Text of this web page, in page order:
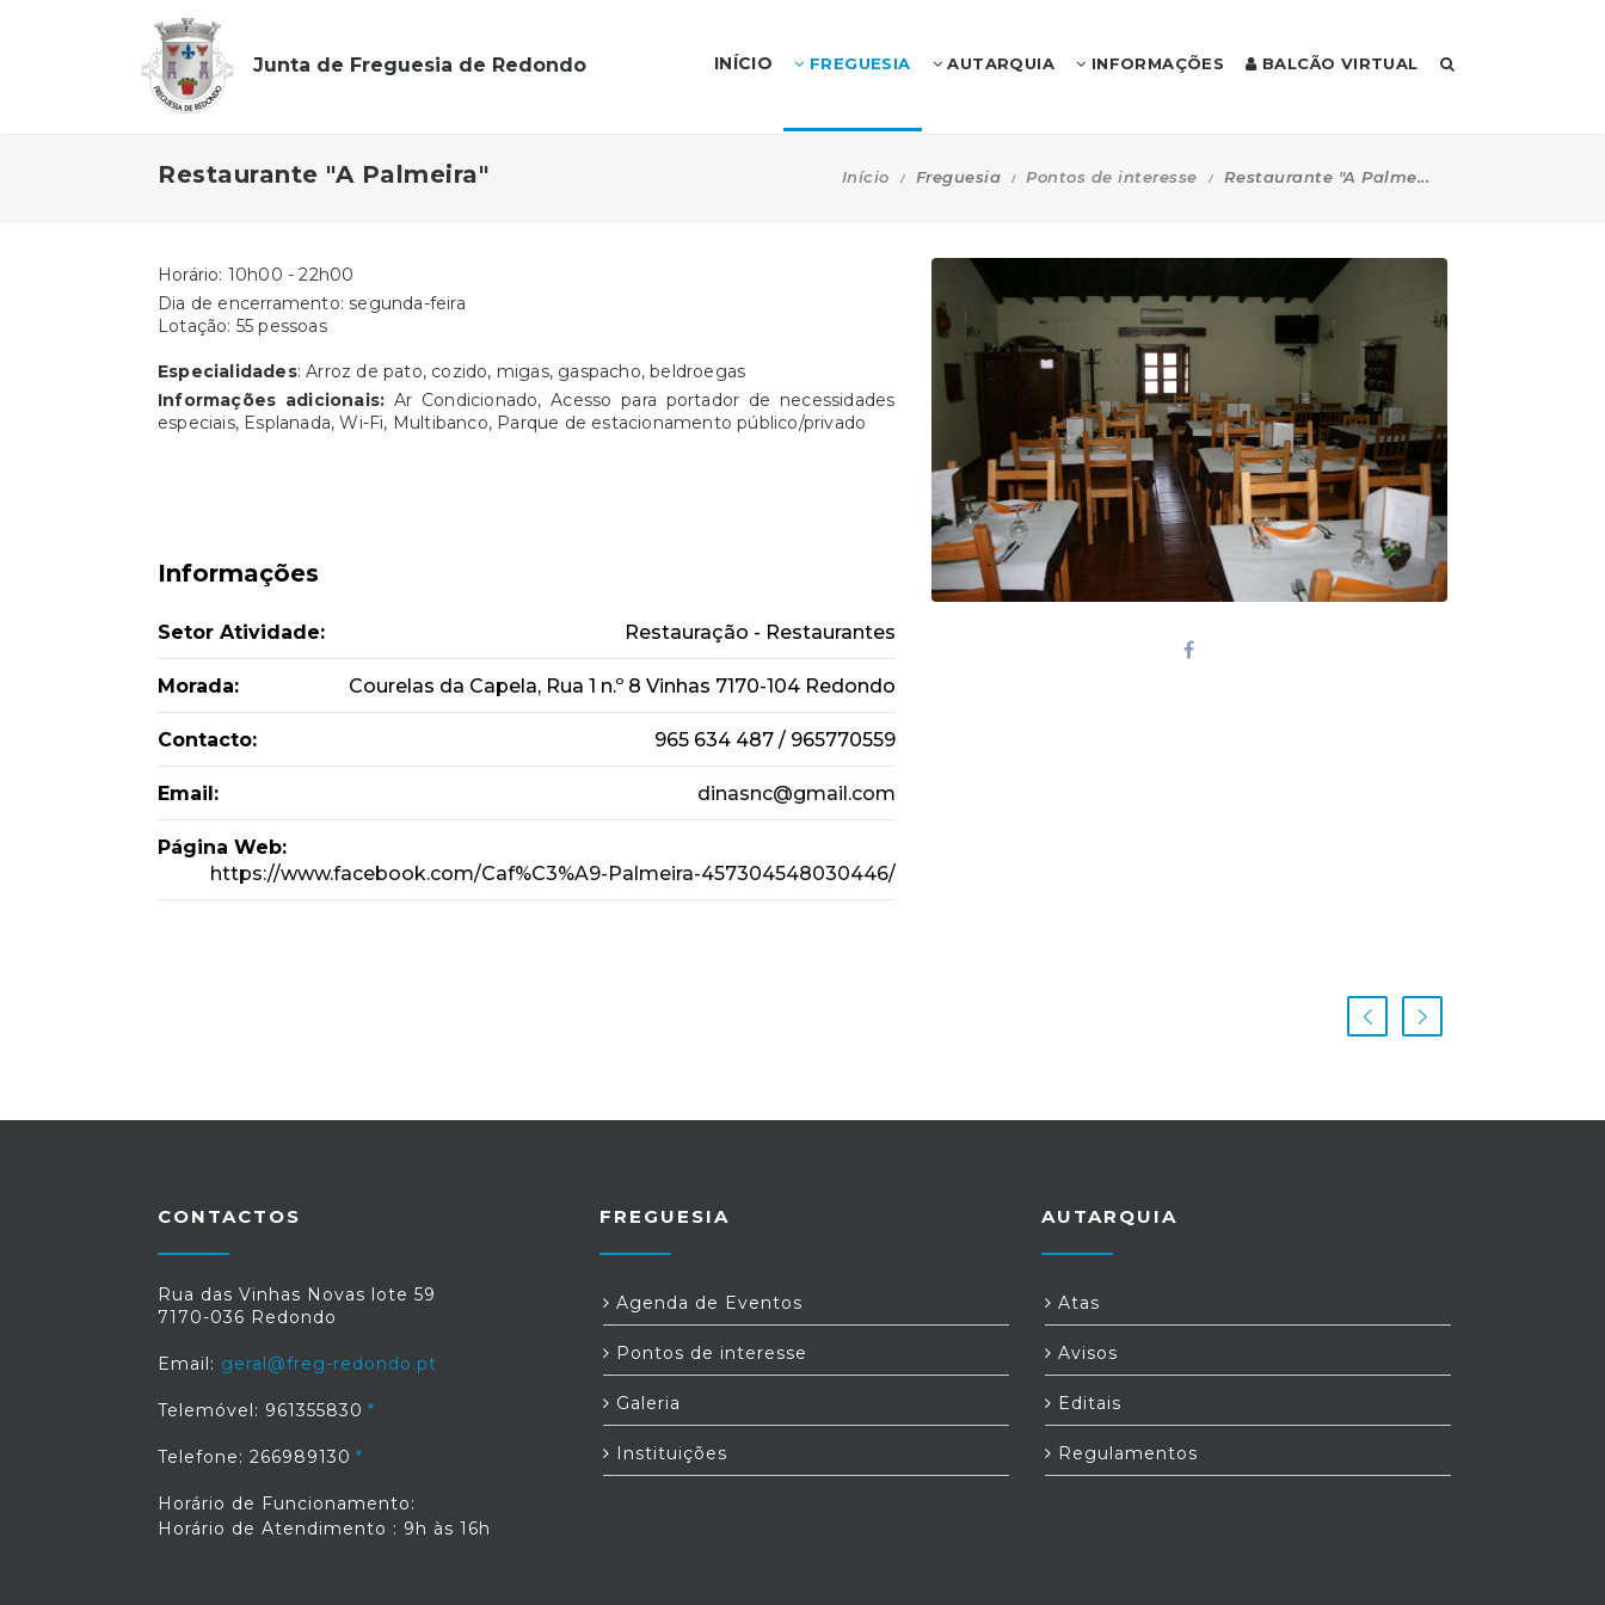
Junta de Freguesia de Redondo INÍCIO FREGUESIA AUTARQUIA INFORMAÇÕES BALCÃO VIRTUAL
Restaurante "A Palmeira" Início Freguesia Pontos de interesse Restaurante "A Palme...
Horário: 10h00 - 22h00
Dia de encerramento: segunda-feira
Lotação: 55 pessoas
Especialidades: Arroz de pato, cozido, migas, gaspacho, beldroegas
Informações adicionais: Ar Condicionado, Acesso para portador de necessidades
especiais, Esplanada, Wi-Fi, Multibanco, Parque de estacionamento público/privado
Informações
Setor Atividade: Restauração - Restaurantes
Morada: Courelas da Capela, Rua 1 n.º 8 Vinhas 7170-104 Redondo
Contacto: 965 634 487 / 965770559
Email: dinasnc@gmail.com
Página Web:
https://www.facebook.com/Caf%C3%A9-Palmeira-457304548030446/
CONTACTOS
Rua das Vinhas Novas lote 59
7170-036 Redondo
Email: geral@freg-redondo.pt
Telemóvel: 961355830
Telefone: 266989130
Horário de Funcionamento:
Horário de Atendimento : 9h às 16h
FREGUESIA
Agenda de Eventos
Pontos de interesse
Galeria
Instituições
AUTARQUIA
Atas
Avisos
Editais
Regulamentos